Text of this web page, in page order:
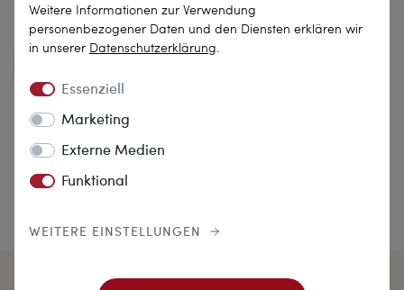
Weitere Informationen zur Verwendung
personenbezogener Daten und den Diensten erklären wir
in unserer Daten­schutz­erklärung.
Essenziell
Marketing
Externe Medien
Funktional
WEITERE EINSTELLUNGEN